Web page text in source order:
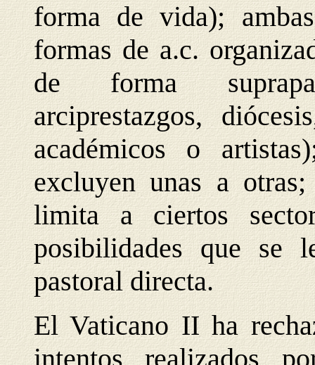
forma de vida);
formas de a.c.
de forma
arciprestazgos,
académicos o
excluyen unas a
limita a ciertos
posibilidades que se
pastoral directa.
El Vaticano II ha
intentos realizados